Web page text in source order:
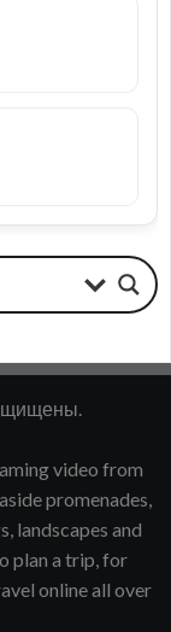
video from
promenades,
landscapes and
plan a trip, for
online all over